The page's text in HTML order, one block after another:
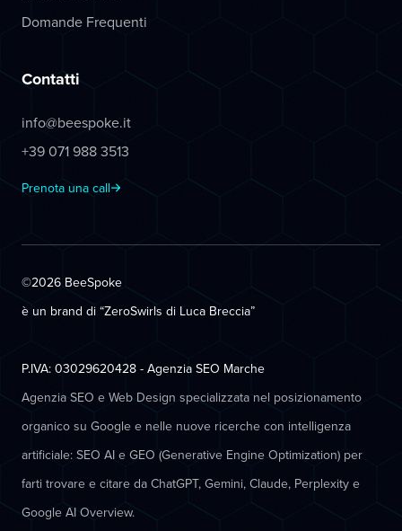
Domande Frequenti
Contatti
info@beespoke.it
+39 071 988 3513
Prenota una call
©2026 BeeSpoke
è un brand di “ZeroSwirls di Luca Breccia”
P.IVA: 03029620428 - Agenzia SEO Marche
Agenzia SEO e Web Design specializzata nel posizionamento
organico su Google e nelle nuove ricerche con intelligenza
artificiale: SEO AI e GEO (Generative Engine Optimization) per
farti trovare e citare da ChatGPT, Gemini, Claude, Perplexity e
Google AI Overview.